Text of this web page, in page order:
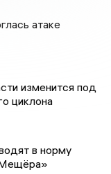
атаке
изменится под
циклона
в норму